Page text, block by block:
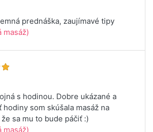
prednáška, zaujímavé tipy
masáž)
s hodinou. Dobre ukázané a
som skúšala masáž na
sa mu to bude páčiť :)
masáž)